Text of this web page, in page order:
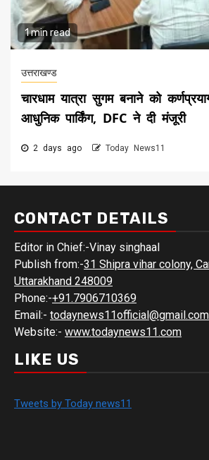
1 min read
उत्तराखण्ड
चारधाम यात्रा सुगम बनाने को
आधुनिक पार्किंग, DFC ने दी मंजूरी
2 days ago Today News11
CONTACT DETAILS
Editor in Chief:-Vinay singhaal
Publish from:-31 Shipra vihar colony,
Uttarakhand 248009
Phone:-+91.7906710369
Email:- todaynews11official@gmail.com
Website:- www.todaynews11.com
LIKE US
Tweets by Today news11